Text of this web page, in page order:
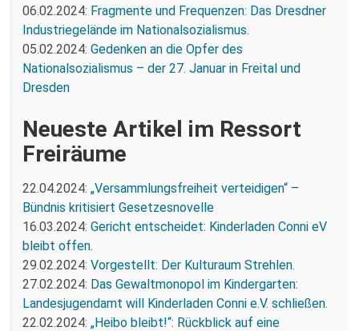
06.02.2024: Fragmente und Frequenzen: Das Dresdner
Industriegelände im Nationalsozialismus.
05.02.2024: Gedenken an die Opfer des
Nationalsozialismus – der 27. Januar in Freital und
Dresden
Neueste Artikel im Ressort
Freiräume
22.04.2024: „Versammlungsfreiheit verteidigen“ –
Bündnis kritisiert Gesetzesnovelle
16.03.2024: Gericht entscheidet: Kinderladen Conni eV
bleibt offen.
29.02.2024: Vorgestellt: Der Kulturaum Strehlen.
27.02.2024: Das Gewaltmonopol im Kindergarten:
Landesjugendamt will Kinderladen Conni e.V. schließen.
22.02.2024: „Heibo bleibt!“: Rückblick auf eine